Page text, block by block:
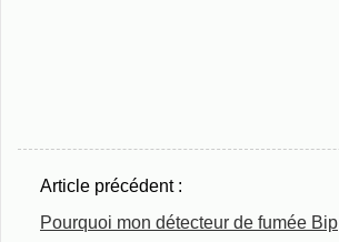
Article précédent :
Pourquoi mon détecteur de fumée Bip